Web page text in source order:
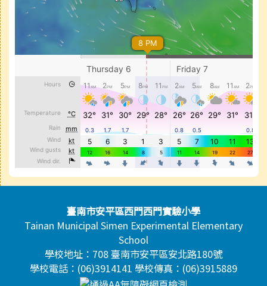
頁尾區域內容臺南市安平區西門西門實驗小學
Tainan Municipal Simen Experimental Elementary
School
學校地址：708 臺南市安平區安北路180號
學校電話：(06)3914141 學校傳真：(06)3915889